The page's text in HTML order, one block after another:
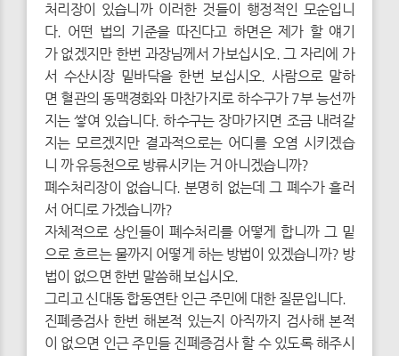
처리장이 있습니까 이러한 것들이 행정적인 모순입니
다. 어떤 법의 기준을 따진다고 하면은 제가 할 얘기
가 없겠지만 한번 과장님께서 가보십시오. 그 자리에 가
서 수산시장 밑바닥을 한번 보십시오. 사람으로 말하
면 혈관의 동맥경화와 마찬가지로 하수구가 7부 능선까
지는 쌓여 있습니다. 하수구는 장마가지면 조금 내려갈
지는 모르겠지만 결과적으로는 어디를 오염 시키겠습
니 까 유등천으로 방류시키는 거 아니겠습니까?
폐수처리장이 없습니다. 분명히 없는데 그 폐수가 흘러
서 어디로 가겠습니까?
자체적으로 상인들이 폐수처리를 어떻게 합니까 그 밑
으로 흐르는 물까지 어떻게 하는 방법이 있겠습니까? 방
법이 없으면 한번 말씀해 보십시오.
그리고 신대동 합동연탄 인근 주민에 대한 질문입니다.
진폐증검사 한번 해본적 있는지 아직까지 검사해 본적
이 없으면 인근 주민들 진폐증검사 할 수 있도록 해주시